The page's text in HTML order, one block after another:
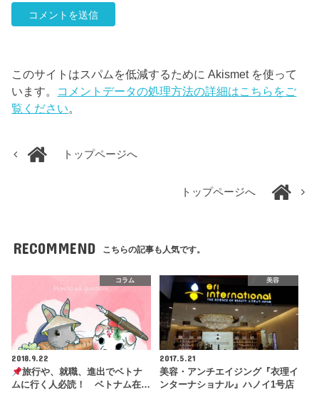
このサイトはスパムを低減するために Akismet を使って
います。 コメントデータの処理方法の詳細はこちらをご
覧ください。
トップページへ
トップページへ
RECOMMEND こちらの記事も人気です。
コラム
2018.9.22
旅行や、就職、進出でベトナ
ムに行く人必読！ ベトナム在…
美容
2017.5.21
美容・アンチエイジング『衣理イ
ンターナショナル』ハノイ1号店